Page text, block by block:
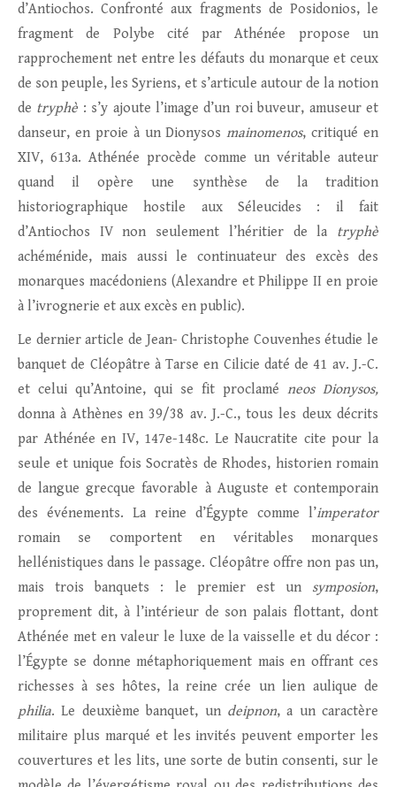
d’Antiochos. Confronté aux fragments de Posidonios, le
fragment de Polybe cité par Athénée propose un
rapprochement net entre les défauts du monarque et ceux
de son peuple, les Syriens, et s’articule autour de la notion
de tryphè : s’y ajoute l’image d’un roi buveur, amuseur et
danseur, en proie à un Dionysosmainomenos, critiqué en
XIV, 613a. Athénée procède comme un véritable auteur
quand il opère une synthèse de la tradition
historiographique hostile aux Séleucides : il fait
d’Antiochos IV non seulement l’héritier de la tryphè
achéménide, mais aussi le continuateur des excès des
monarques macédoniens (Alexandre et Philippe II en proie
à l’ivrognerie et aux excès en public).
Le dernier article de Jean- Christophe Couvenhes étudie le
banquet de Cléopâtre à Tarse en Cilicie daté de 41 av. J.-C.
et celui qu’Antoine, qui se fit proclamé neos Dionysos,
donna à Athènes en 39/38 av. J.-C., tous les deux décrits
par Athénée en IV, 147e-148c. Le Naucratite cite pour la
seule et unique fois Socratès de Rhodes, historien romain
de langue grecque favorable à Auguste et contemporain
des événements. La reine d’Égypte comme l’imperator
romain se comportent en véritables monarques
hellénistiques dans le passage. Cléopâtre offre non pas un,
mais trois banquets : le premier est un symposion,
proprement dit, à l’intérieur de son palais flottant, dont
Athénée met en valeur le luxe de la vaisselle et du décor :
l’Égypte se donne métaphoriquement mais en offrant ces
richesses à ses hôtes, la reine crée un lien aulique de
philia. Le deuxième banquet, un deipnon, a un caractère
militaire plus marqué et les invités peuvent emporter les
couvertures et les lits, une sorte de butin consenti, sur le